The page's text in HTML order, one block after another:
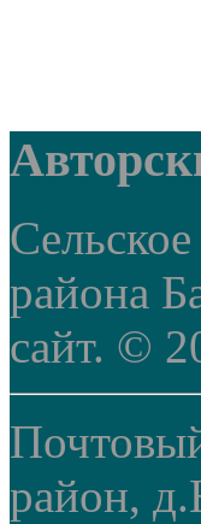
района
сайт. ©
район,